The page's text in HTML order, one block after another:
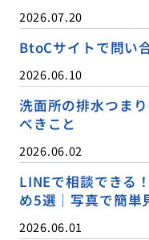
2026.07.20
BtoCサイトで問い
2026.06.10
洗面所の排水つま
べきこと
2026.06.02
LINEで相談できる
め5選｜写真で簡単
2026.06.01